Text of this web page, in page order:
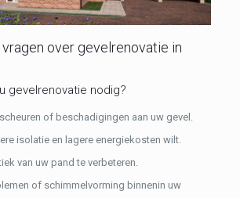
over gevelrenovatie in
gevelrenovatie nodig?
of beschadigingen aan uw gevel.
isolatie en lagere energiekosten wilt.
van uw pand te verbeteren.
of schimmelvorming binnenin uw